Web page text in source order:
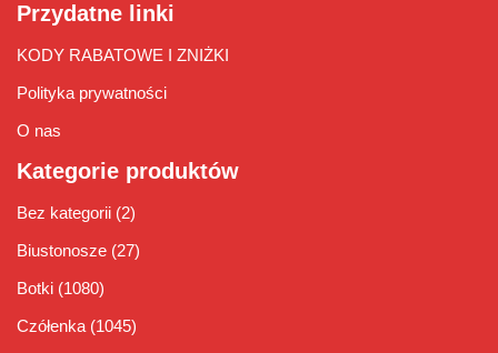
Przydatne linki
KODY RABATOWE I ZNIŻKI
Polityka prywatności
O nas
Kategorie produktów
Bez kategorii (2)
Biustonosze (27)
Botki (1080)
Czółenka (1045)